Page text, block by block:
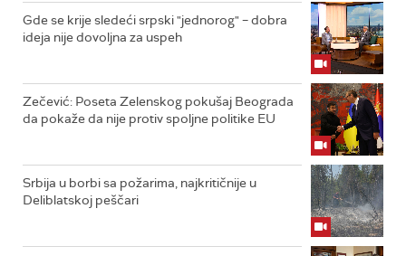
Gde se krije sledeći srpski "jednorog" – dobra
ideja nije dovoljna za uspeh
Zečević: Poseta Zelenskog pokušaj Beograda
da pokaže da nije protiv spoljne politike EU
Srbija u borbi sa požarima, najkritičnije u
Deliblatskoj peščari